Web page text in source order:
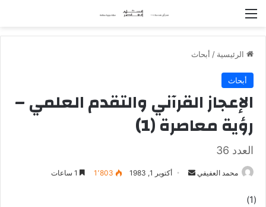
الرئيسية / أبحاث
أبحاث
الإعجاز القرآني والتقدم العلمي –
رؤية معاصرة (1)
العدد 36
محمد العفيفي أكتوبر 1, 1983 1٬803
(1)